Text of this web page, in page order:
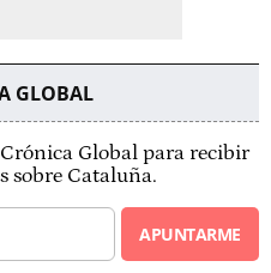
GLOBAL
Global para recibir
sobre Cataluña.
APUNTARME